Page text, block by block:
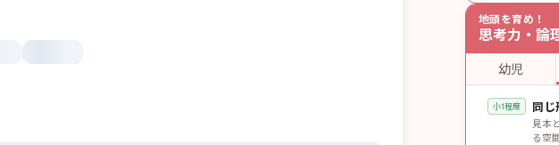
地頭を育め！
思考力・論
幼児
小1程度 同じ
見本
る空